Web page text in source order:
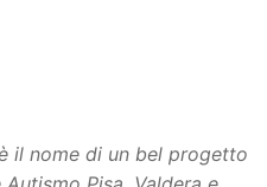
il nome di un bel progetto